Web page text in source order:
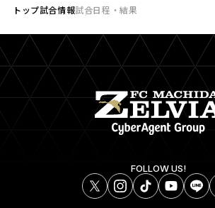
トップ試合情報試合日程・結果
FOLLOW US!